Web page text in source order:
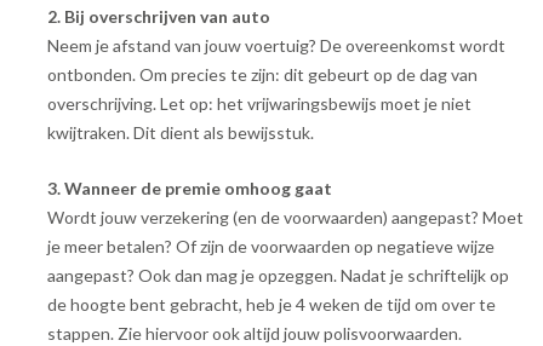
2. Bij overschrijven van auto
Neem je afstand van jouw voertuig? De overeenkomst wordt
ontbonden. Om precies te zijn: dit gebeurt op de dag van
overschrijving. Let op: het vrijwaringsbewijs moet je niet
kwijtraken. Dit dient als bewijsstuk.
3. Wanneer de premie omhoog gaat
Wordt jouw verzekering (en de voorwaarden) aangepast? Moet
je meer betalen? Of zijn de voorwaarden op negatieve wijze
aangepast? Ook dan mag je opzeggen. Nadat je schriftelijk op
de hoogte bent gebracht, heb je 4 weken de tijd om over te
stappen. Zie hiervoor ook altijd jouw polisvoorwaarden.